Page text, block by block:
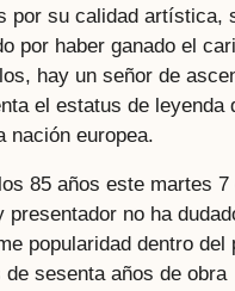
por su calidad artística,
por haber ganado el
hay un señor de
el estatus de leyenda
nación europea.
85 años este martes 7
no ha
popularidad dentro del
sesenta años de obra